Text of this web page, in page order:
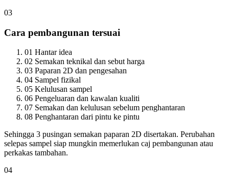
03
Cara pembangunan tersuai
01 Hantar idea
02 Semakan teknikal dan sebut harga
03 Paparan 2D dan pengesahan
04 Sampel fizikal
05 Kelulusan sampel
06 Pengeluaran dan kawalan kualiti
07 Semakan dan kelulusan sebelum penghantaran
08 Penghantaran dari pintu ke pintu
Sehingga 3 pusingan semakan paparan 2D disertakan. Perubahan
selepas sampel siap mungkin memerlukan caj pembangunan atau
perkakas tambahan.
04